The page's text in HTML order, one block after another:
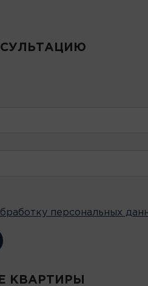
персональных
КВАРТИРЫ